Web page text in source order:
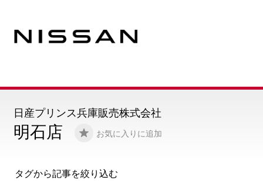
明石店 お気に入りに追加
日産プリンス兵庫販売株式会社
タグから記事を絞り込む